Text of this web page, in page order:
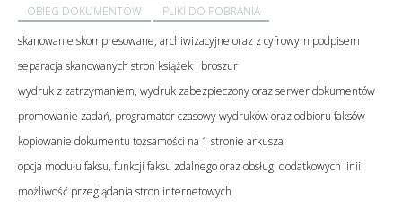
OBIEG DOKUMENTÓW
PLIKI DO POBRANIA
skanowanie skompresowane, archiwizacyjne oraz z cyfrowym podpisem
separacja skanowanych stron książek i broszur
wydruk z zatrzymaniem, wydruk zabezpieczony oraz serwer dokumentów
promowanie zadań, programator czasowy wydruków oraz odbioru faksów
kopiowanie dokumentu tożsamości na 1 stronie arkusza
opcja modułu faksu, funkcji faksu zdalnego oraz obsługi dodatkowych linii
możliwość przeglądania stron internetowych